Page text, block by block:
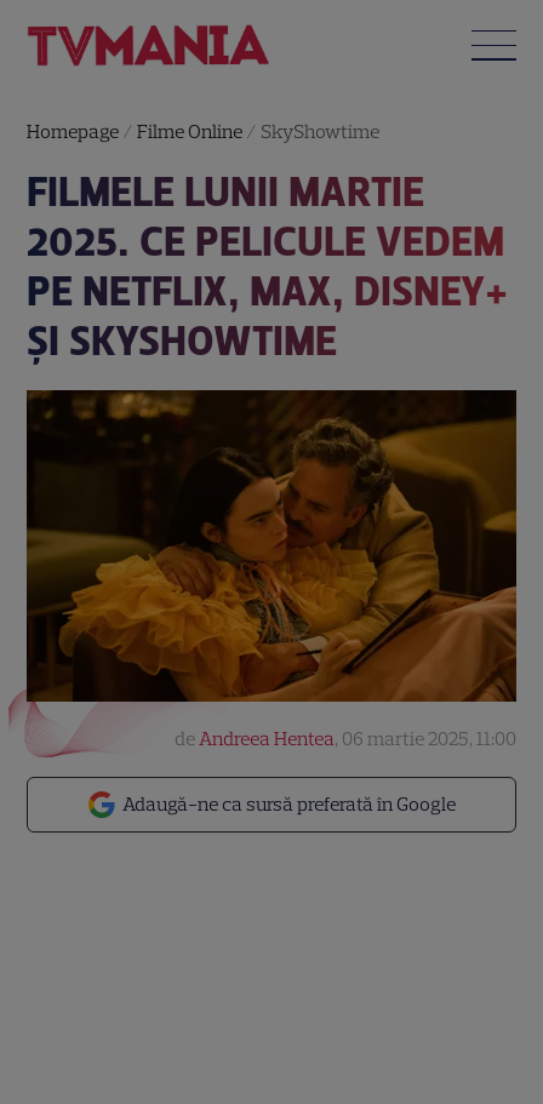
Homepage /Filme Online / SkyShowtime
FILMELE LUNII MARTIE
2025. CE PELICULE VEDEM
PE NETFLIX, MAX, DISNEY+
ȘI SKYSHOWTIME
Adaugă-ne ca sursă preferată în Google
deAndreea Hentea, 06 martie 2025, 11:00